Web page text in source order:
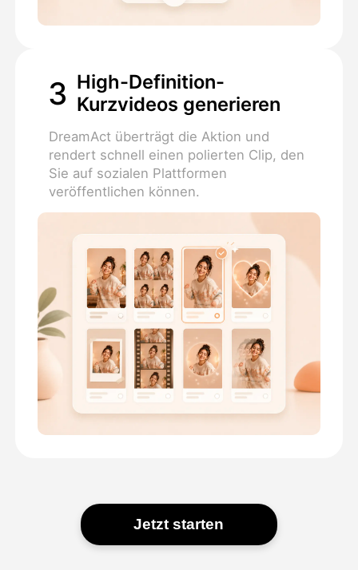
3 High-Definition-
Kurzvideos generieren
DreamAct überträgt die Aktion und
rendert schnell einen polierten Clip, den
Sie auf sozialen Plattformen
veröffentlichen können.
Jetzt starten